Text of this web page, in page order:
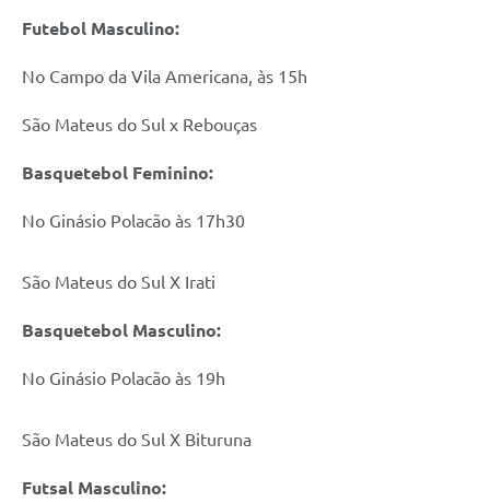
Futebol Masculino:
No Campo da Vila Americana, às 15h
São Mateus do Sul x Rebouças
Basquetebol Feminino:
No Ginásio Polacão às 17h30
São Mateus do Sul X Irati
Basquetebol Masculino:
No Ginásio Polacão às 19h
São Mateus do Sul X Bituruna
Futsal Masculino: